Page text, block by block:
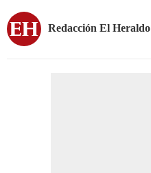
Redacción El Heraldo